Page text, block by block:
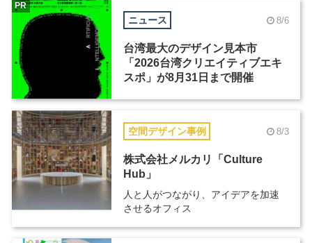
ニュース 8/6
台湾最大のデザイン見本市
「2026台湾クリエイティブエキ
スポ」が8月31日まで開催
PR
空間デザイン事例 8/3
株式会社メルカリ「Culture
Hub」
人と人がつながり、アイデアを加速
させるオフィス